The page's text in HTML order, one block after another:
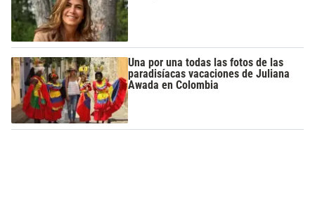
Una por una todas las fotos de las
paradisíacas vacaciones de Juliana
Awada en Colombia